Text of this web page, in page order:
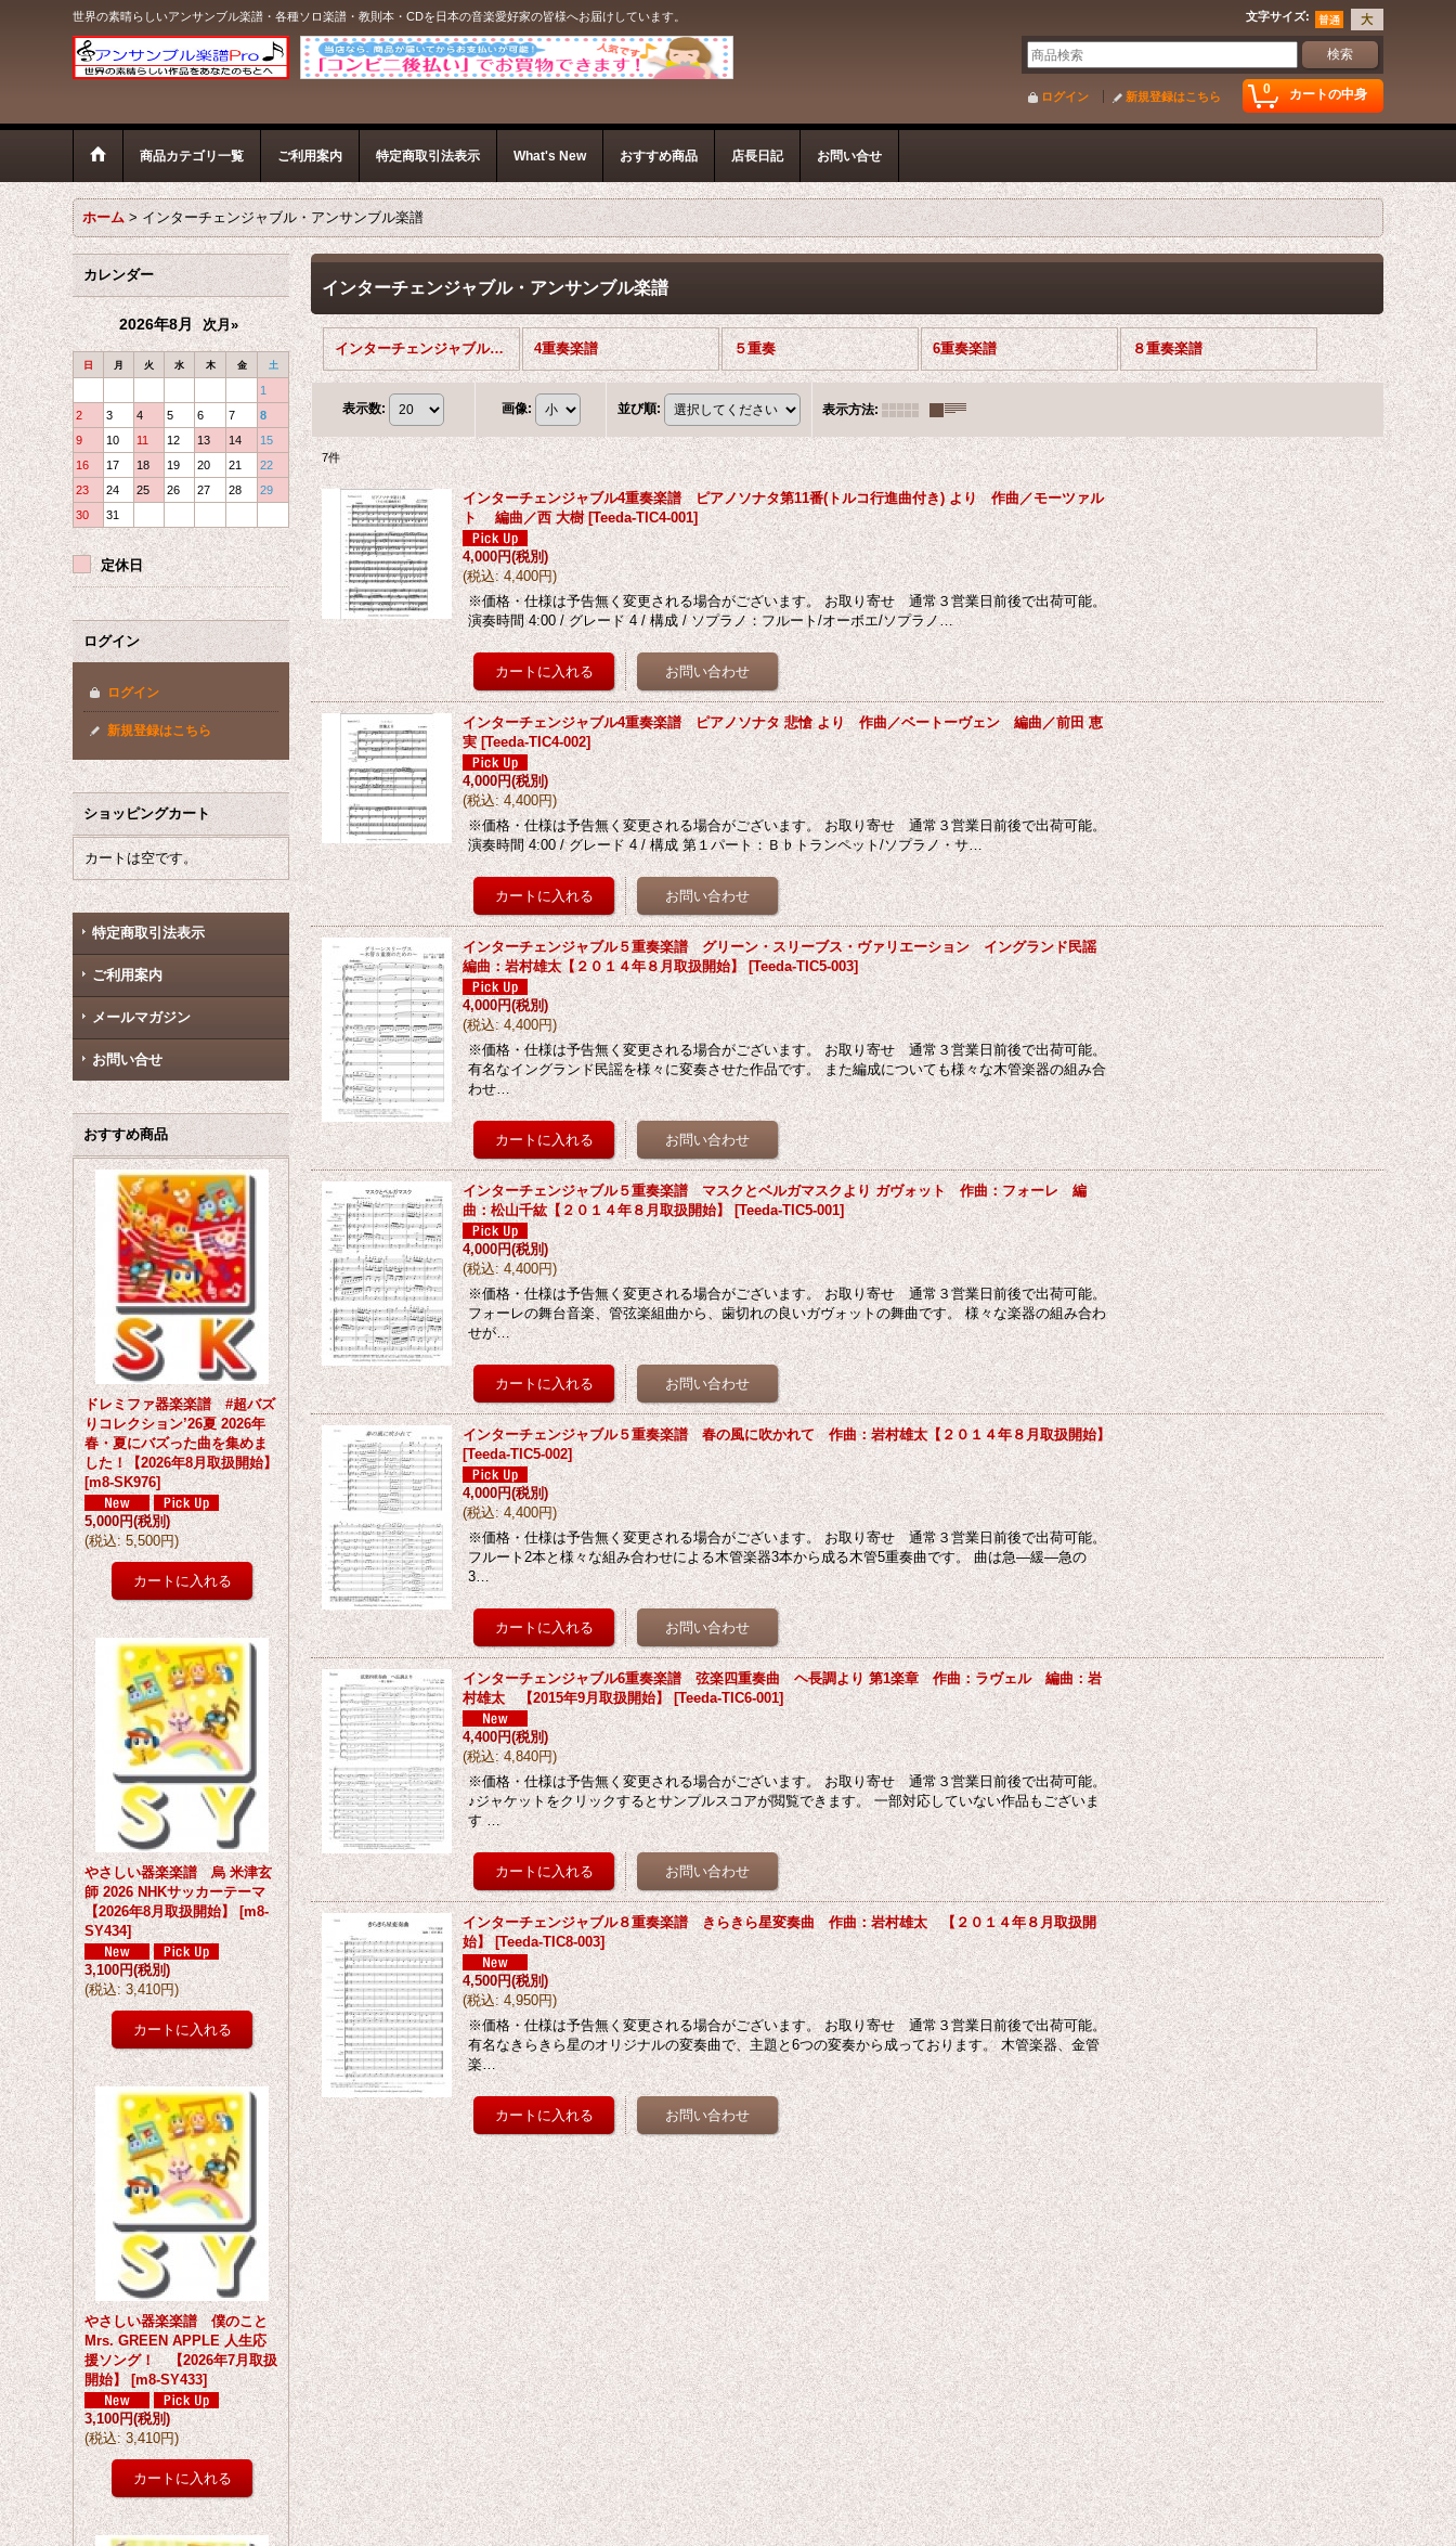
世界の素晴らしいアンサンブル楽譜・各種ソロ楽譜・教則本・CDを日本の音楽愛好家の皆様へお届けしています。 文字サイズ:
0 カートの中身
ログイン 新規登録はこちら
商品カテゴリ一覧 ご利用案内 特定商取引法表示 What's New おすすめ商品 店長日記 お問い合せ
ホーム > インターチェンジャブル・アンサンブル楽譜
カレンダー
2026年8月 次月»
日 月 火 水 木 金 土
1
2
3 4 5 6 7
8
9
10 11 12 13 14
15
16
17 18 19 20 21
22
23
24 25 26 27 28
29
30
31
定休日
ログイン
ログイン
新規登録はこちら
ショッピングカート
カートは空です。
特定商取引法表示
ご利用案内
メールマガジン
お問い合せ
おすすめ商品
ドレミファ器楽楽譜 #超バズ
りコレクション’26夏 2026年
春・夏にバズった曲を集めま
した！【2026年8月取扱開始】
[m8-SK976]
5,000円(税別)
(税込: 5,500円)
やさしい器楽楽譜 烏 米津玄
師 2026 NHKサッカーテーマ
【2026年8月取扱開始】 [m8-
SY434]
3,100円(税別)
(税込: 3,410円)
やさしい器楽楽譜 僕のこと
Mrs. GREEN APPLE 人生応
援ソング！ 【2026年7月取扱
開始】 [m8-SY433]
3,100円(税別)
(税込: 3,410円)
インターチェンジャブル・アンサンブル楽譜
インターチェンジャブル・アンサンブル楽譜 (全商品) 4重奏楽譜 ５重奏 6重奏楽譜 ８重奏楽譜
表示数: 画像: 並び順: 表示方法:
7件
インターチェンジャブル4重奏楽譜 ピアノソナタ第11番(トルコ行進曲付き) より 作曲／モーツァル
ト 編曲／西 大樹[Teeda-TIC4-001]
4,000円(税別)
(税込: 4,400円)
※価格・仕様は予告無く変更される場合がございます。 お取り寄せ 通常３営業日前後で出荷可能。
演奏時間 4:00 / グレード 4 / 構成 / ソプラノ：フルート/オーボエ/ソプラノ…
インターチェンジャブル4重奏楽譜 ピアノソナタ 悲愴 より 作曲／ベートーヴェン 編曲／前田 恵
実 [Teeda-TIC4-002]
4,000円(税別)
(税込: 4,400円)
※価格・仕様は予告無く変更される場合がございます。 お取り寄せ 通常３営業日前後で出荷可能。
演奏時間 4:00 / グレード 4 / 構成 第１パート：Ｂ♭トランペット/ソプラノ・サ…
インターチェンジャブル５重奏楽譜 グリーン・スリーブス・ヴァリエーション イングランド民謡
編曲：岩村雄太【２０１４年８月取扱開始】 [Teeda-TIC5-003]
4,000円(税別)
(税込: 4,400円)
※価格・仕様は予告無く変更される場合がございます。 お取り寄せ 通常３営業日前後で出荷可能。
有名なイングランド民謡を様々に変奏させた作品です。 また編成についても様々な木管楽器の組み合
わせ…
インターチェンジャブル５重奏楽譜 マスクとベルガマスクより ガヴォット 作曲：フォーレ 編
曲：松山千紘【２０１４年８月取扱開始】 [Teeda-TIC5-001]
4,000円(税別)
(税込: 4,400円)
※価格・仕様は予告無く変更される場合がございます。 お取り寄せ 通常３営業日前後で出荷可能。
フォーレの舞台音楽、管弦楽組曲から、歯切れの良いガヴォットの舞曲です。 様々な楽器の組み合わ
せが…
インターチェンジャブル５重奏楽譜 春の風に吹かれて 作曲：岩村雄太【２０１４年８月取扱開始】
[Teeda-TIC5-002]
4,000円(税別)
(税込: 4,400円)
※価格・仕様は予告無く変更される場合がございます。 お取り寄せ 通常３営業日前後で出荷可能。
フルート2本と様々な組み合わせによる木管楽器3本から成る木管5重奏曲です。 曲は急―緩―急の
3…
インターチェンジャブル6重奏楽譜 弦楽四重奏曲 ヘ長調より 第1楽章 作曲：ラヴェル 編曲：岩
村雄太 【2015年9月取扱開始】 [Teeda-TIC6-001]
4,400円(税別)
(税込: 4,840円)
※価格・仕様は予告無く変更される場合がございます。 お取り寄せ 通常３営業日前後で出荷可能。
♪ジャケットをクリックするとサンプルスコアが閲覧できます。 一部対応していない作品もございま
す …
インターチェンジャブル８重奏楽譜 きらきら星変奏曲 作曲：岩村雄太 【２０１４年８月取扱開
始】 [Teeda-TIC8-003]
4,500円(税別)
(税込: 4,950円)
※価格・仕様は予告無く変更される場合がございます。 お取り寄せ 通常３営業日前後で出荷可能。
有名なきらきら星のオリジナルの変奏曲で、主題と6つの変奏から成っております。 木管楽器、金管
楽…